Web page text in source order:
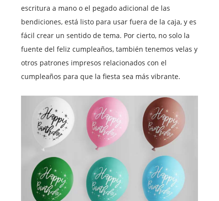
escritura a mano o el pegado adicional de las
bendiciones, está listo para usar fuera de la caja, y es
fácil crear un sentido de tema. Por cierto, no solo la
fuente del feliz cumpleaños, también tenemos velas y
otros patrones impresos relacionados con el
cumpleaños para que la fiesta sea más vibrante.